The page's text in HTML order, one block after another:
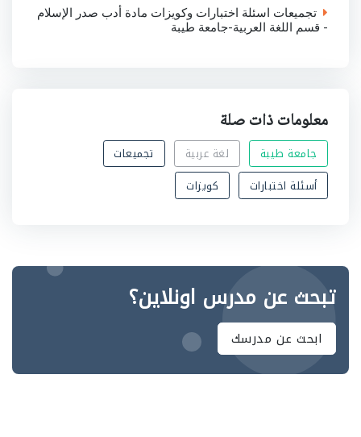
تجميعات اسئلة اختبارات وكويزات مادة أدب صدر الإسلام
- قسم اللغة العربية-جامعة طيبة
معلومات ذات صلة
جامعة طيبة لغة عربية
تجميعات
أسئلة اختبارات
كويزات
تبحث عن مدرس اونلاين؟
ابحث عن مدرسك